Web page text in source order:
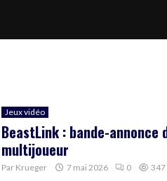
Jeux vidéo
BeastLink : bande-annonce
multijoueur
Par Krueger 7 mai 2026 0 347